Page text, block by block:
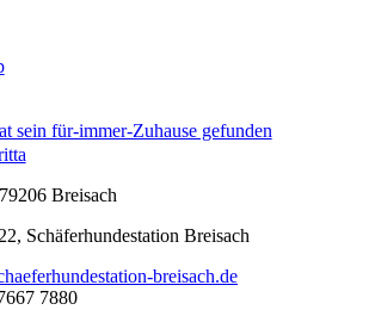
sein für-immer-Zuhause gefunden
Breisach
Schäferhundestation Breisach
breisach.de
7880